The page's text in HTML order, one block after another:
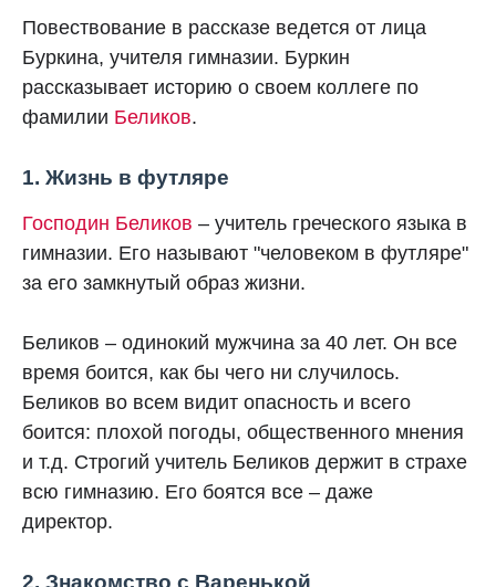
Повествование в рассказе ведется от лица
Буркина, учителя гимназии. Буркин
рассказывает историю о своем коллеге по
фамилии Беликов.
1. Жизнь в футляре
Господин Беликов – учитель греческого языка в
гимназии. Его называют "человеком в футляре"
за его замкнутый образ жизни.
Беликов – одинокий мужчина за 40 лет. Он все
время боится, как бы чего ни случилось.
Беликов во всем видит опасность и всего
боится: плохой погоды, общественного мнения
и т.д. Строгий учитель Беликов держит в страхе
всю гимназию. Его боятся все – даже
директор.
2. Знакомство с Варенькой